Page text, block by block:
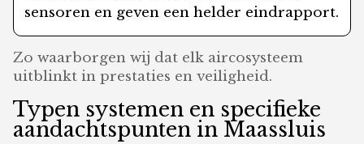
sensoren en geven een helder eindrapport.
Zo waarborgen wij dat elk aircosysteem
uitblinkt in prestaties en veiligheid.
Typen systemen en specifieke
aandachtspunten in Maassluis